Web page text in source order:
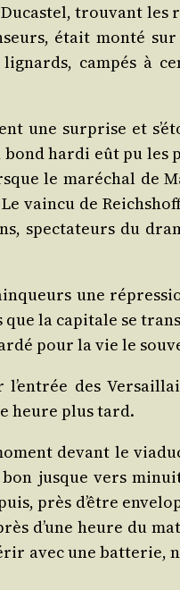
trou­vant les
était mon­té
cam­pés à
une sur­prise et
har­di eût pu les
le maré­chal de
vain­cu de
spec­ta­teurs du
une
la capi­tale se
pour la vie le
des
heure plus tard.
devant le
jusque vers
près d’être
d’une heure du
avec une bat­te­rie,